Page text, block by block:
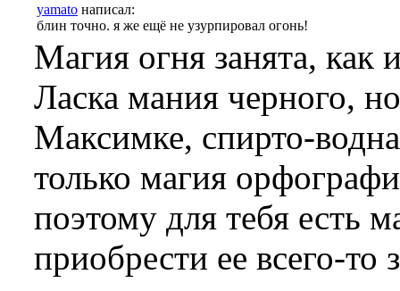
yamato написал:
блин точно. я же ещё не узурпировал огонь!
Магия огня занята, как
Ласка мания черного,
Максимке, спирто-
только магия
поэтому для тебя есть
приобрести ее всего-